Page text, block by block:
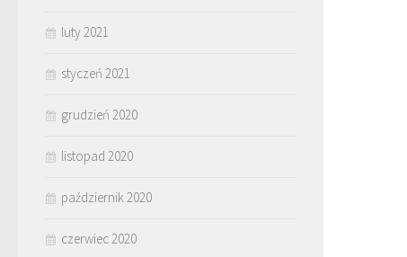
luty 2021
styczeń 2021
grudzień 2020
listopad 2020
październik 2020
czerwiec 2020